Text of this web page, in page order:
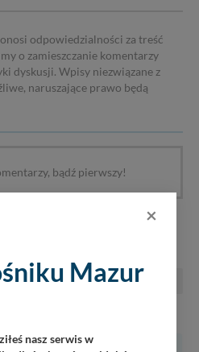
odpowiedzialności za treść
o zamieszczanie komentarzy
dyskusji. Wpisy niezwiązane z
naruszające prawo będą
bądź pierwszy!
PAŹDZIERNIK
30 31
×
Mazur
nasz serwis w